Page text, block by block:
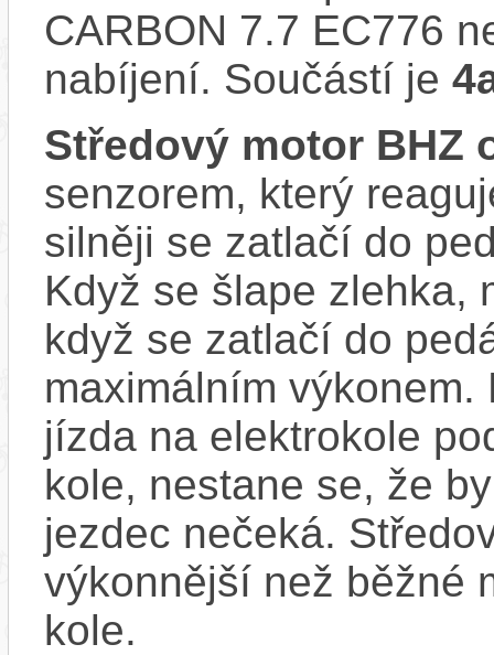
CARBON 7.7 EC776
nabíjení. Součástí je
Středový motor BHZ
senzorem, který
silněji se zatlačí do
Když se šlape zlehka,
když se zatlačí do
maximálním
jízda na elektrokole
kole, nestane se, že
jezdec nečeká.
výkonnější než běžné
kole.